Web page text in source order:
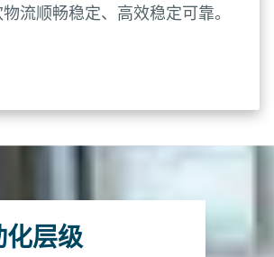
流顺畅稳定、高效稳定可靠。
化层级